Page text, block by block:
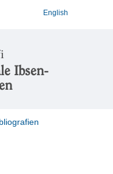
English
Ibsen-